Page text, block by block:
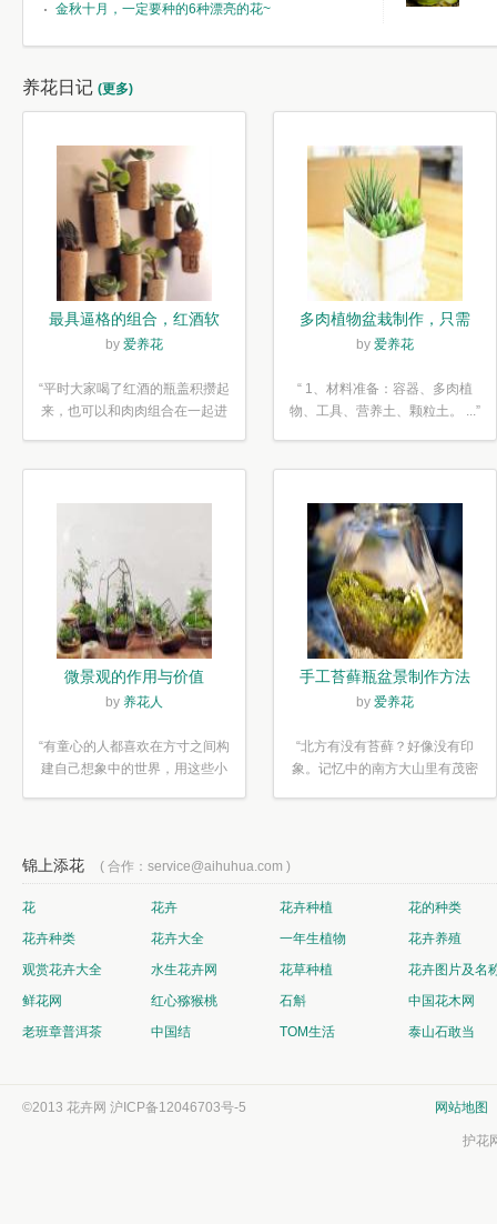
金秋十月，一定要种的6种漂亮的花~
养花日记 (更多)
最具逼格的组合，红酒软
木塞diy多肉植物盆栽
by 爱养花
“平时大家喝了红酒的瓶盖积攒起
来，也可以和肉肉组合在一起进
多肉植物盆栽制作，只需
简单6步
by 爱养花
“ 1、材料准备：容器、多肉植
物、工具、营养土、颗粒土。 ...”
微景观的作用与价值
by 养花人
“有童心的人都喜欢在方寸之间构
建自己想象中的世界，用这些小
手工苔藓瓶盆景制作方法
by 爱养花
“北方有没有苔藓？好像没有印
象。记忆中的南方大山里有茂密
锦上添花 ( 合作：service@aihuhua.com )
花 花卉 花卉种植
花的种类
花卉种类
花卉大全 一年生植物
花卉养殖
观赏花卉大全
水生花卉网 花草种植
花卉图片及名
鲜花网
红心猕猴桃 石斛
中国花木网
老班章普洱茶
中国结 TOM生活 泰山石敢当
©2013 花卉网 沪ICP备12046703号-5 网站地图
护花